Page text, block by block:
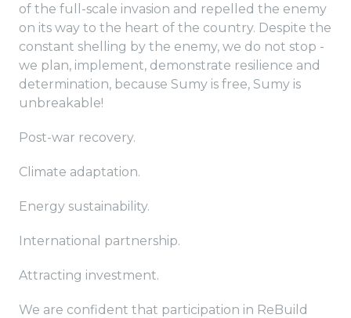
of the full-scale invasion and repelled the enemy
on its way to the heart of the country. Despite the
constant shelling by the enemy, we do not stop -
we plan, implement, demonstrate resilience and
determination, because Sumy is free, Sumy is
unbreakable!
Post-war recovery.
Climate adaptation.
Energy sustainability.
International partnership.
Attracting investment.
We are confident that participation in ReBuild